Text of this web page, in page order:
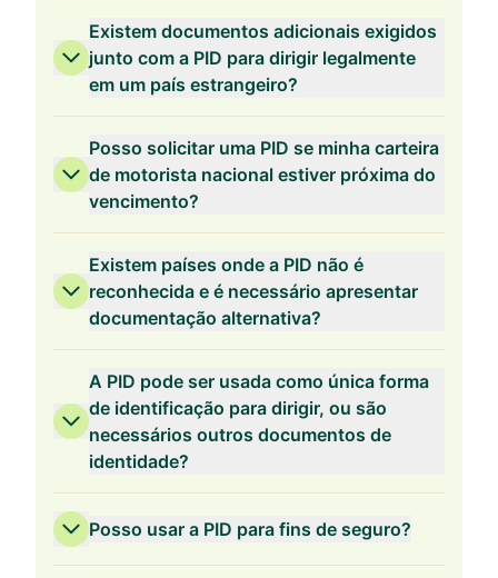
Existem documentos adicionais exigidos
junto com a PID para dirigir legalmente
em um país estrangeiro?
Posso solicitar uma PID se minha carteira
de motorista nacional estiver próxima do
vencimento?
Existem países onde a PID não é
reconhecida e é necessário apresentar
documentação alternativa?
A PID pode ser usada como única forma
de identificação para dirigir, ou são
necessários outros documentos de
identidade?
Posso usar a PID para fins de seguro?